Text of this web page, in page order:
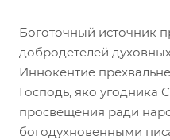
Боготочный источник
добродетелей
Иннокентие
Господь, яко угодника
просвещения ради
богодухновенными